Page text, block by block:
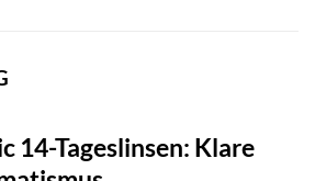
14-Tageslinsen: Klare